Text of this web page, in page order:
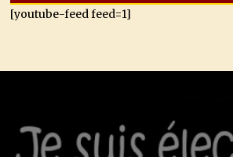
[youtube-feed feed=1]